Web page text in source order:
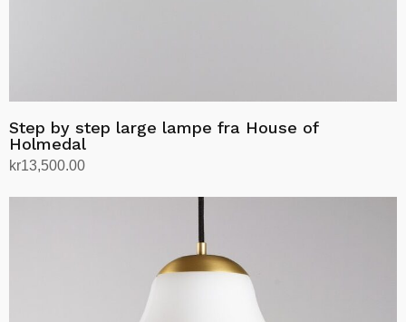
Step by step large lampe fra House of
Holmedal
kr13,500.00
Dette